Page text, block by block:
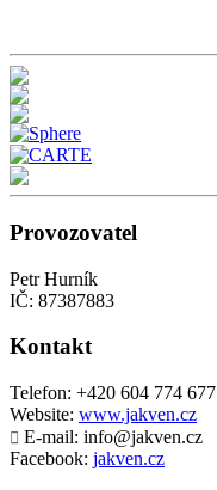
Provozovatel
Petr Hurník
IČ: 87387883
Kontakt
Telefon: +420 604 774 677
Website: www.jakven.cz
 E-mail: info@jakven.cz
Facebook: jakven.cz